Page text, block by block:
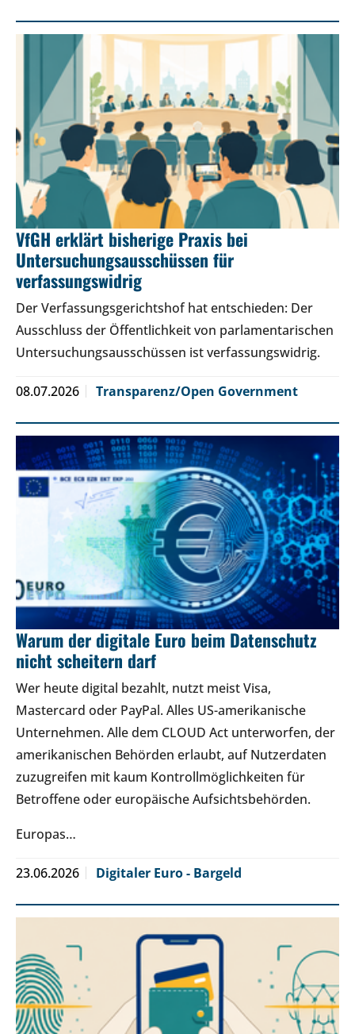
VfGH erklärt bisherige Praxis bei
Untersuchungsausschüssen für
verfassungswidrig
Der Verfassungsgerichtshof hat entschieden: Der
Ausschluss der Öffentlichkeit von parlamentarischen
Untersuchungsausschüssen ist verfassungswidrig.
08.07.2026 Transparenz/Open Government
Warum der digitale Euro beim Datenschutz
nicht scheitern darf
Wer heute digital bezahlt, nutzt meist Visa,
Mastercard oder PayPal. Alles US-amerikanische
Unternehmen. Alle dem CLOUD Act unterworfen, der
amerikanischen Behörden erlaubt, auf Nutzerdaten
zuzugreifen mit kaum Kontrollmöglichkeiten für
Betroffene oder europäische Aufsichtsbehörden.
Europas…
23.06.2026 Digitaler Euro - Bargeld